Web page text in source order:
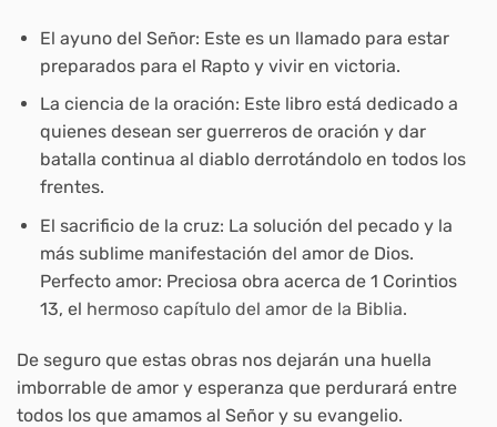
El ayuno del Señor: Este es un llamado para estar
preparados para el Rapto y vivir en victoria.
La ciencia de la oración: Este libro está dedicado a
quienes desean ser guerreros de oración y dar
batalla continua al diablo derrotándolo en todos los
frentes.
El sacrificio de la cruz: La solución del pecado y la
más sublime manifestación del amor de Dios.
Perfecto amor: Preciosa obra acerca de 1 Corintios
13, el hermoso capítulo del amor de la Biblia.
De seguro que estas obras nos dejarán una huella
imborrable de amor y esperanza que perdurará entre
todos los que amamos al Señor y su evangelio.